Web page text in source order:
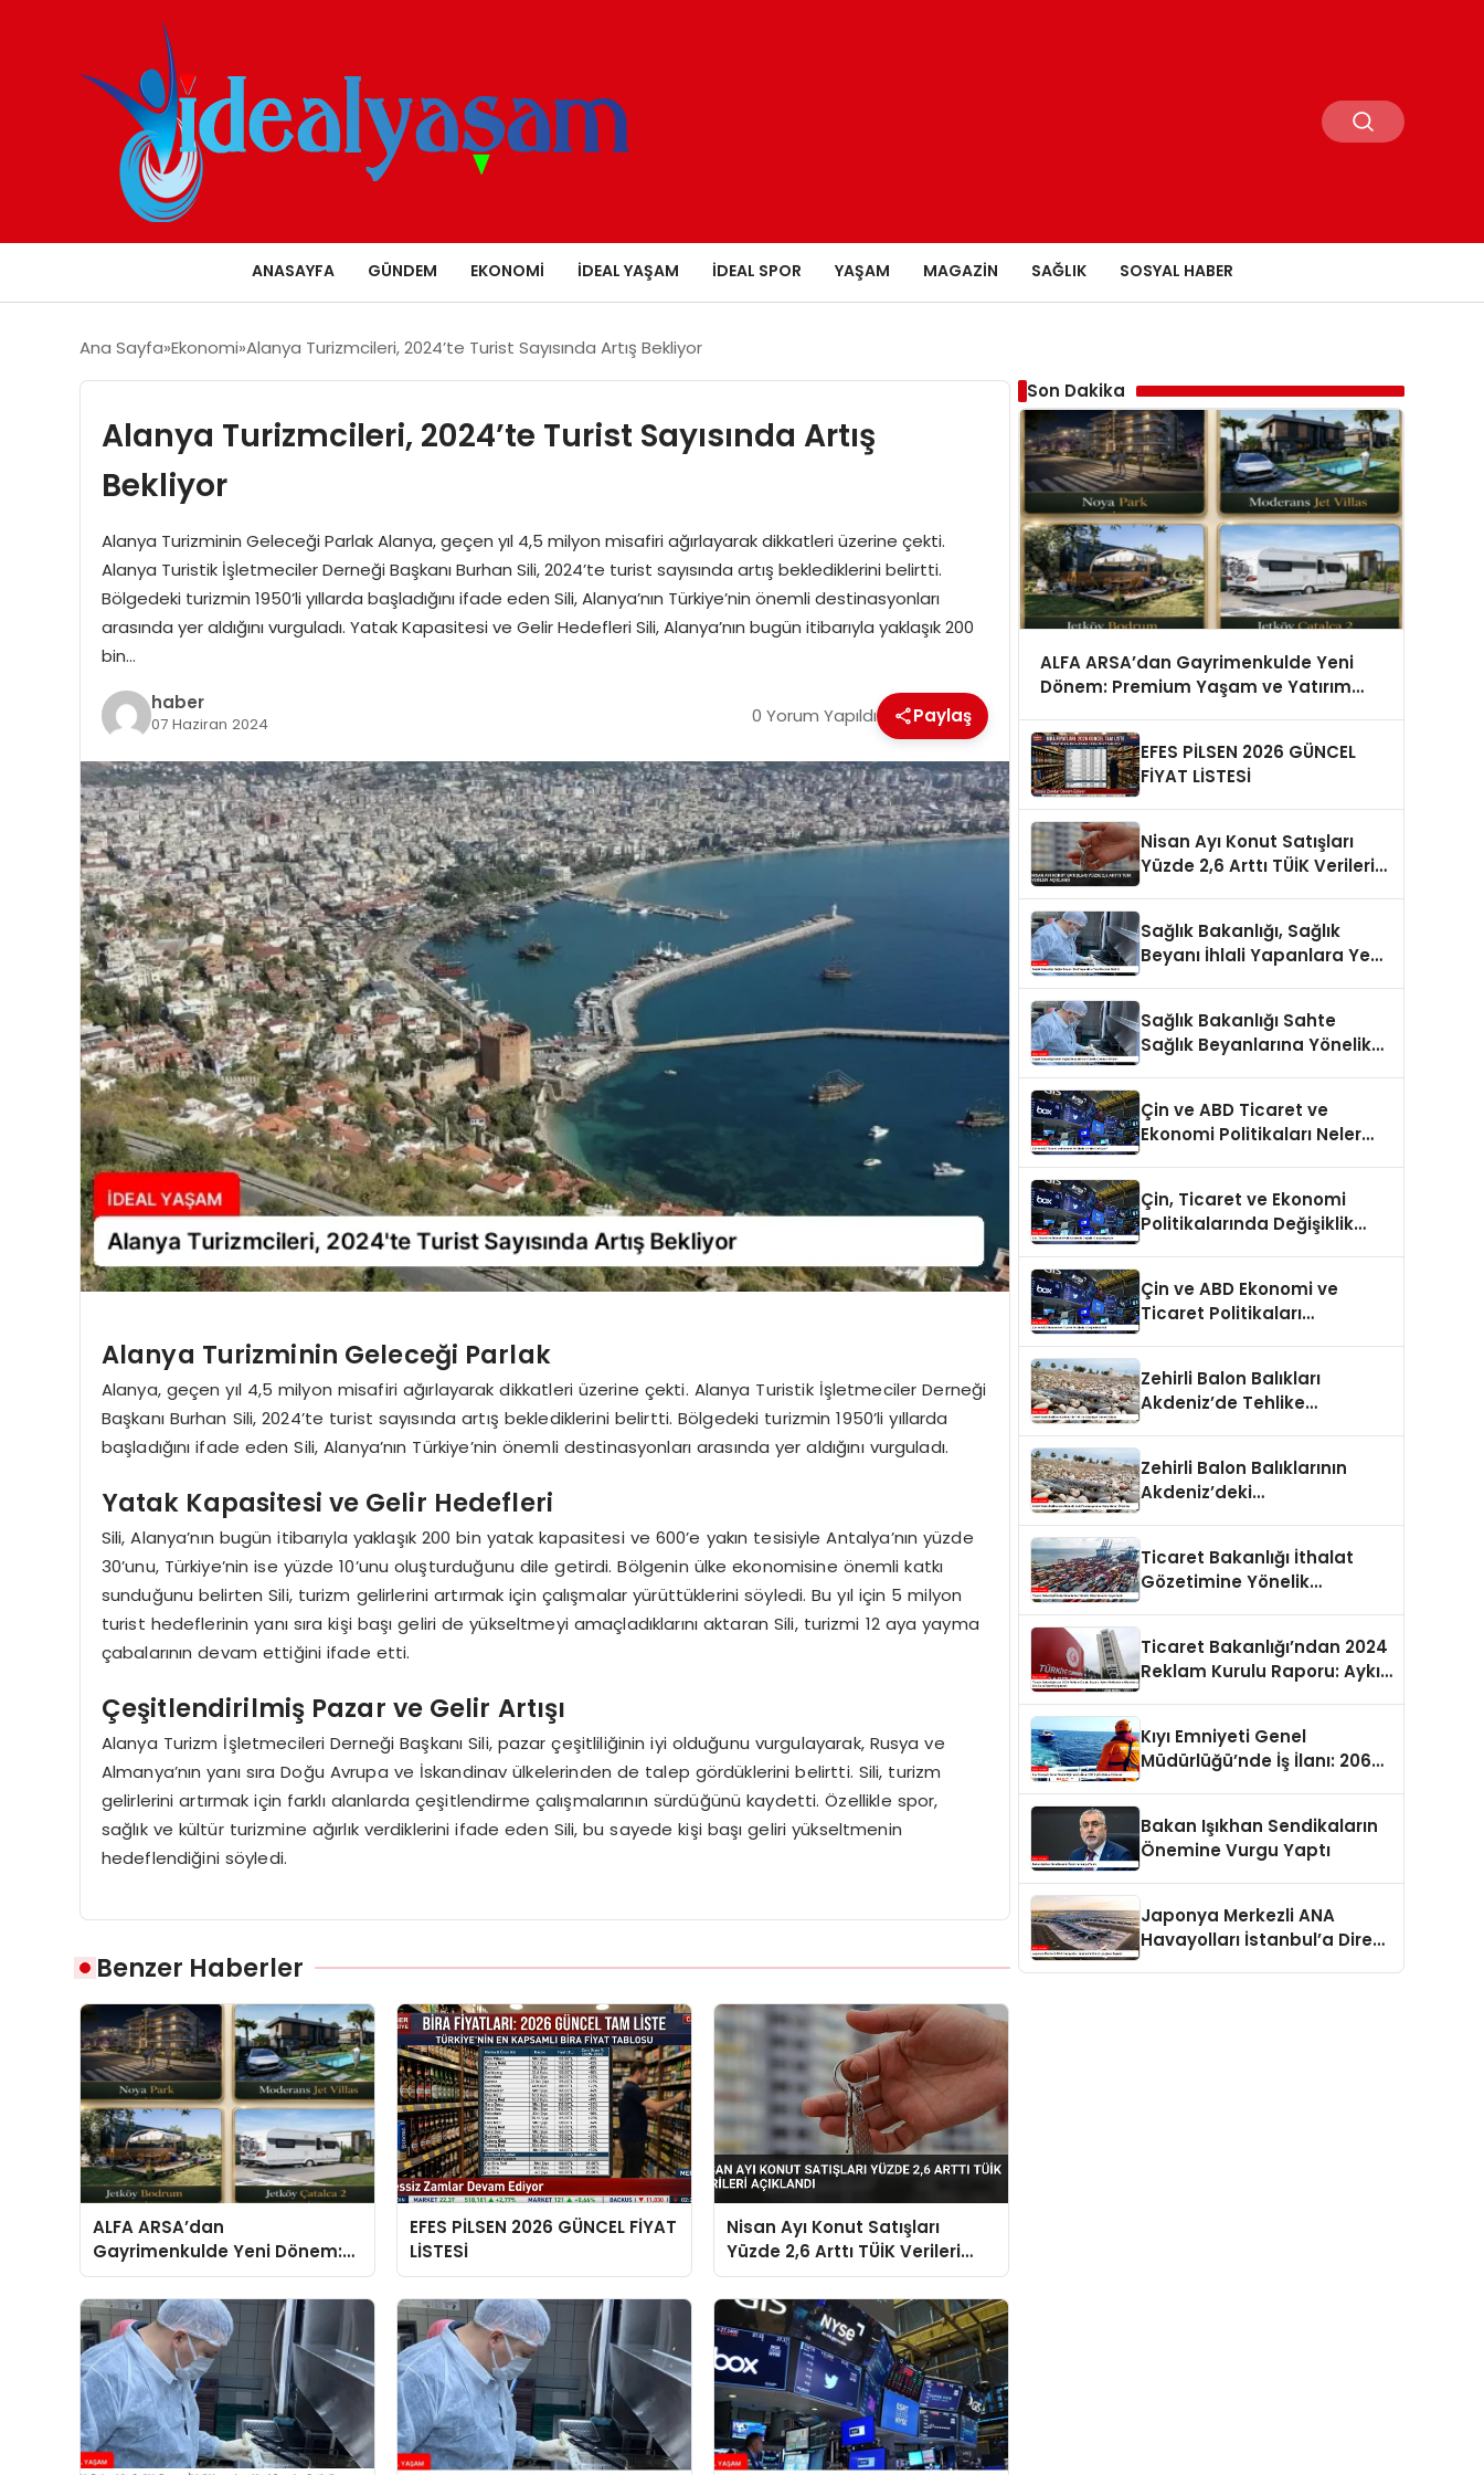
ANASAYFA GÜNDEM EKONOMI İDEAL YAŞAM İDEAL SPOR YAŞAM MAGAZIN SAĞLIK SOSYAL HABER
Ana Sayfa Ekonomi Alanya Turizmcileri, 2024’te Turist Sayısında Artış Bekliyor
Alanya Turizmcileri, 2024’te Turist Sayısında Artış
Bekliyor
Alanya Turizminin Geleceği Parlak Alanya, geçen yıl 4,5 milyon misafiri ağırlayarak dikkatleri üzerine çekti.
Alanya Turistik İşletmeciler Derneği Başkanı Burhan Sili, 2024’te turist sayısında artış beklediklerini belirtti.
Bölgedeki turizmin 1950’li yıllarda başladığını ifade eden Sili, Alanya’nın Türkiye’nin önemli destinasyonları
arasında yer aldığını vurguladı. Yatak Kapasitesi ve Gelir Hedefleri Sili, Alanya’nın bugün itibarıyla yaklaşık 200
bin…
haber
07 Haziran 2024 0 Yorum Yapıldı Paylaş
Alanya Turizminin Geleceği Parlak
Alanya, geçen yıl 4,5 milyon misafiri ağırlayarak dikkatleri üzerine çekti. Alanya Turistik İşletmeciler Derneği
Başkanı Burhan Sili, 2024’te turist sayısında artış beklediklerini belirtti. Bölgedeki turizmin 1950’li yıllarda
başladığını ifade eden Sili, Alanya’nın Türkiye’nin önemli destinasyonları arasında yer aldığını vurguladı.
Yatak Kapasitesi ve Gelir Hedefleri
Sili, Alanya’nın bugün itibarıyla yaklaşık 200 bin yatak kapasitesi ve 600’e yakın tesisiyle Antalya’nın yüzde
30’unu, Türkiye’nin ise yüzde 10’unu oluşturduğunu dile getirdi. Bölgenin ülke ekonomisine önemli katkı
sunduğunu belirten Sili, turizm gelirlerini artırmak için çalışmalar yürüttüklerini söyledi. Bu yıl için 5 milyon
turist hedeflerinin yanı sıra kişi başı geliri de yükseltmeyi amaçladıklarını aktaran Sili, turizmi 12 aya yayma
çabalarının devam ettiğini ifade etti.
Çeşitlendirilmiş Pazar ve Gelir Artışı
Alanya Turizm İşletmecileri Derneği Başkanı Sili, pazar çeşitliliğinin iyi olduğunu vurgulayarak, Rusya ve
Almanya’nın yanı sıra Doğu Avrupa ve İskandinav ülkelerinden de talep gördüklerini belirtti. Sili, turizm
gelirlerini artırmak için farklı alanlarda çeşitlendirme çalışmalarının sürdüğünü kaydetti. Özellikle spor,
sağlık ve kültür turizmine ağırlık verdiklerini ifade eden Sili, bu sayede kişi başı geliri yükseltmenin
hedeflendiğini söyledi.
Benzer Haberler
ALFA ARSA’dan
Gayrimenkulde Yeni Dönem:
Premium Yaşam ve Yatırım
Fırsatları Bir Arada
EFES PİLSEN 2026 GÜNCEL FİYAT
LİSTESİ
Nisan Ayı Konut Satışları
Yüzde 2,6 Arttı TÜİK Verileri
Açıklandı
Son Dakika
ALFA ARSA’dan Gayrimenkulde Yeni
Dönem: Premium Yaşam ve Yatırım
EFES PİLSEN 2026 GÜNCEL
FİYAT LİSTESİ
Nisan Ayı Konut Satışları
Yüzde 2,6 Arttı TÜİK Verileri
Sağlık Bakanlığı, Sağlık
Beyanı İhlali Yapanlara Yeni
Sağlık Bakanlığı Sahte
Sağlık Beyanlarına Yönelik
Çin ve ABD Ticaret ve
Ekonomi Politikaları Neler
Çin, Ticaret ve Ekonomi
Politikalarında Değişiklik
Çin ve ABD Ekonomi ve
Ticaret Politikaları
Zehirli Balon Balıkları
Akdeniz’de Tehlike
Zehirli Balon Balıklarının
Akdeniz’deki
Ticaret Bakanlığı İthalat
Gözetimine Yönelik
Ticaret Bakanlığı’ndan 2024
Reklam Kurulu Raporu: Aykırı
Kıyı Emniyeti Genel
Müdürlüğü’nde İş İlanı: 206
Bakan Işıkhan Sendikaların
Önemine Vurgu Yaptı
Japonya Merkezli ANA
Havayolları İstanbul’a Direkt